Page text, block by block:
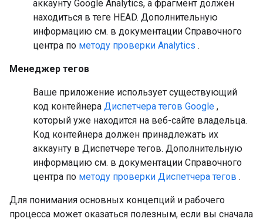
аккаунту Google Analytics, а фрагмент должен
находиться в теге HEAD. Дополнительную
информацию см. в документации Справочного
центра по методу проверки Analytics .
Менеджер тегов
Ваше приложение использует существующий
код контейнера Диспетчера тегов Google ,
который уже находится на веб-сайте владельца.
Код контейнера должен принадлежать их
аккаунту в Диспетчере тегов. Дополнительную
информацию см. в документации Справочного
центра по методу проверки Диспетчера тегов .
Для понимания основных концепций и рабочего
процесса может оказаться полезным, если вы сначала